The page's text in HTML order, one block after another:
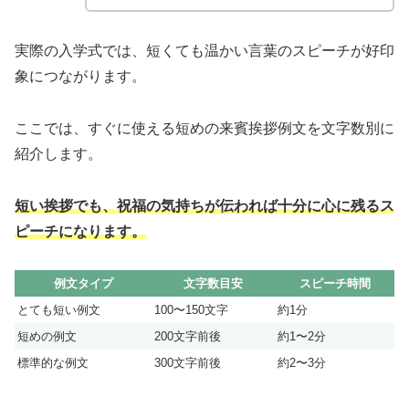
実際の入学式では、短くても温かい言葉のスピーチが好印
象につながります。
ここでは、すぐに使える短めの来賓挨拶例文を文字数別に
紹介します。
短い挨拶でも、祝福の気持ちが伝われば十分に心に残るス
ピーチになります。
例文タイプ 文字数目安
スピーチ時間
とても短い例文
100〜150文字
約1分
短めの例文
200文字前後
約1〜2分
標準的な例文
300文字前後 約2〜3分